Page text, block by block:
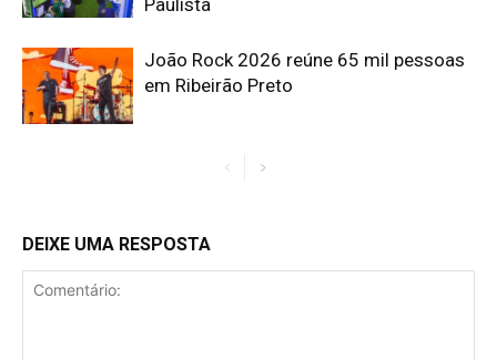
Paulista
João Rock 2026 reúne 65 mil pessoas
em Ribeirão Preto
DEIXE UMA RESPOSTA